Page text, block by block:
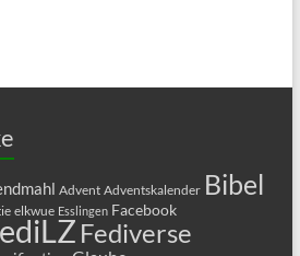
Advent Adventskalender Bibel
elkwue Esslingen Facebook
Fediverse